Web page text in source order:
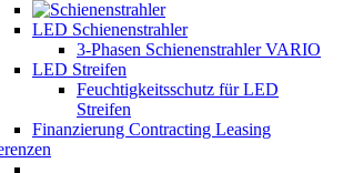
LED Schienenstrahler
3-Phasen Schienenstrahler VARIO
LED Streifen
Feuchtigkeitsschutz für LED
Streifen
Finanzierung Contracting Leasing